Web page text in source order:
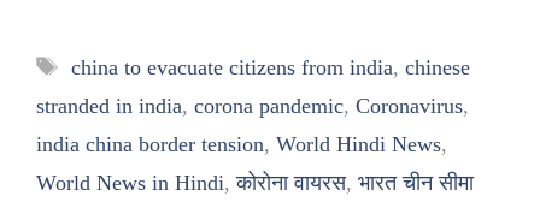
Tags
china to evacuate citizens from india, chinese
stranded in india, corona pandemic, Coronavirus,
india china border tension, World Hindi News,
World News in Hindi,कोरोना वायरस, भारत चीन सीमा